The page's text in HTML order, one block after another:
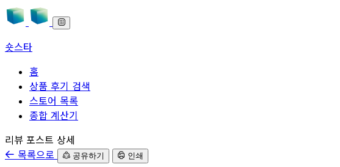
숏스타
홈
상품 후기 검색
스토어 목록
종합 계산기
본문으로 바로가기
리뷰 포스트 상세
목록으로
공유하기 인쇄